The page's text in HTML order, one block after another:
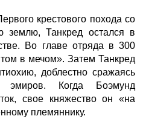
крестового похода со
землю, Танкред остался в
Во главе отряда в 300
в мечом». Затем Танкред
доблестно сражаясь
эмиров. Когда Боэмунд
свое княжество он «на
племяннику.